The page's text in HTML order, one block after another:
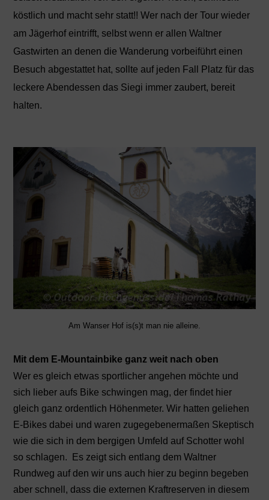
köstlich und macht sehr statt!! Wer nach der Tour wieder
am Jägerhof eintrifft, selbst wenn er allen Waltner
Gastwirten an denen die Wanderung vorbeiführt einen
Besuch abgestattet hat, sollte auf jeden Fall Platz für das
leckere Abendessen das Siegi immer zaubert, bereit
halten.
Am Wanser Hof is(s)t man nie alleine.
Mit dem E-Mountainbike ganz weit nach oben
Wer es gleich etwas sportlicher angehen möchte und
sich lieber aufs Bike schwingen mag, der findet hier
gleich ganz ordentlich Höhenmeter. Wir hatten geliehen
E-Bikes dabei und waren zugegebenermaßen Skeptisch
wie die sich in dem bergigen Umfeld auf Schotter wohl
so schlagen.
Es zeigt sich entlang dem Waltner
Rundweg auf den wir uns auch hier zu beginn begeben
aber schnell, dass die externen Kraftreserven in diesem